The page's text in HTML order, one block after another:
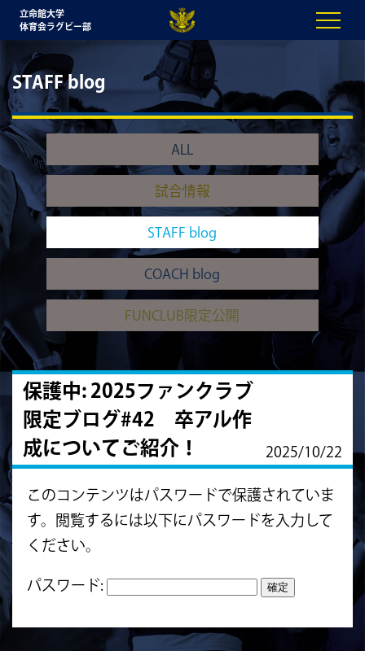
立命館大学
体育会ラグビー部
STAFF blog
ALL
試合情報
STAFF blog
COACH blog
FUNCLUB限定公開
保護中: 2025ファンクラブ
限定ブログ#42 卒アル作
成についてご紹介！
2025/10/22
このコンテンツはパスワードで保護されていま
す。閲覧するには以下にパスワードを入力して
ください。
パスワード: